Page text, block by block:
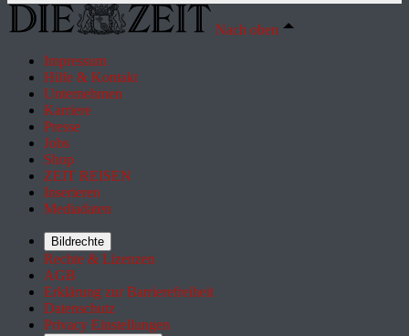
Nach oben
Impressum
Hilfe & Kontakt
Unternehmen
Karriere
Presse
Jobs
Shop
ZEIT REISEN
Inserieren
Mediadaten
Bildrechte
Rechte & Lizenzen
AGB
Erklärung zur Barrierefreiheit
Datenschutz
Privacy Einstellungen